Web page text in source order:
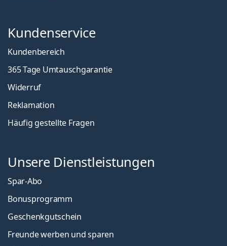
Kundenservice
Kundenbereich
365 Tage Umtauschgarantie
Widerruf
Reklamation
Häufig gestellte Fragen
Unsere Dienstleistungen
Spar-Abo
Bonusprogramm
Geschenkgutschein
Freunde werben und sparen